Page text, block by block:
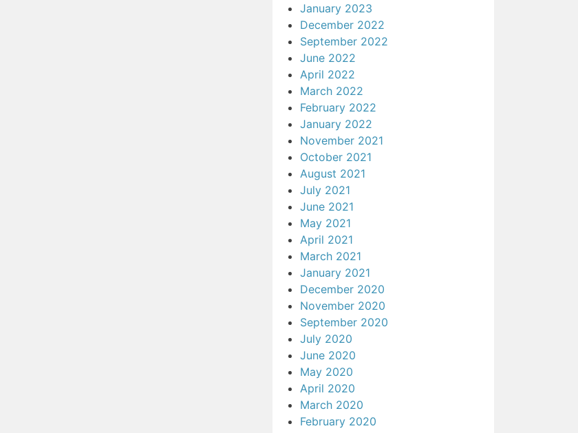
January 2023
December 2022
September 2022
June 2022
April 2022
March 2022
February 2022
January 2022
November 2021
October 2021
August 2021
July 2021
June 2021
May 2021
April 2021
March 2021
January 2021
December 2020
November 2020
September 2020
July 2020
June 2020
May 2020
April 2020
March 2020
February 2020